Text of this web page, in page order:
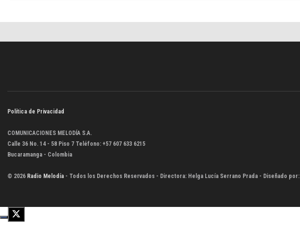
Política de Privacidad
COMUNICACIONES MELODÍA S.A.
Calle 36 No. 14 - 58 Piso 7 Teléfono: +57 607 633 6215
Bucaramanga - Colombia
© 2026 Radio Melodía - Todos los Derechos Reservados - Directora: Helga Lucía Serrano Prada - Diseñado por: